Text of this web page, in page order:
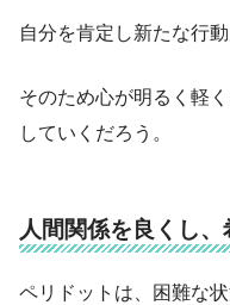
自分を肯定し新たな行
そのため心が明るく軽
していくだろう。
人間関係を良くし
ペリドットは、困難な